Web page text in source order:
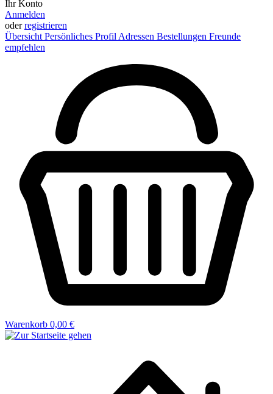
Ihr Konto
Anmelden
oderregistrieren
Übersicht Persönliches Profil Adressen Bestellungen Freunde
empfehlen
Warenkorb 0,00 €